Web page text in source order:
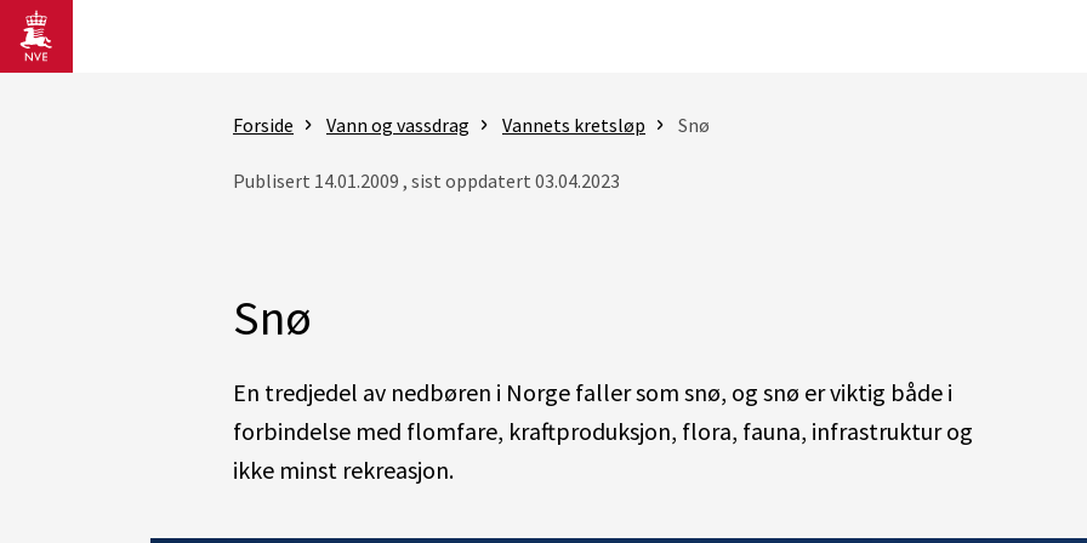
Gå til hovedinnhold
Forside Vann og vassdrag Vannets kretsløp Snø
Publisert 14.01.2009 , sist oppdatert 03.04.2023
Snø
En tredjedel av nedbøren i Norge faller som snø, og snø er viktig både i
forbindelse med flomfare, kraftproduksjon, flora, fauna, infrastruktur og
ikke minst rekreasjon.